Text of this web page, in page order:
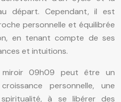
départ. Cependant, il est
personnelle et équilibrée
en tenant compte de ses
et intuitions.
miroir 09h09 peut être un
personnelle, une
à se libérer des